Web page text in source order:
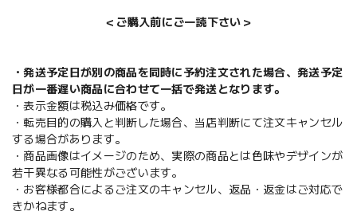
＜ご購入前にご一読下さい＞
・発送予定日が別の商品を同時に予約注文された場合、発送予定
日が一番遅い商品に合わせて一括で発送となります。
・表示金額は税込み価格です。
・転売目的の購入と判断した場合、当店判断にて注文キャンセル
する場合があります。
・商品画像はイメージのため、実際の商品とは色味やデザインが
若干異なる可能性がございます。
・お客様都合によるご注文のキャンセル、返品・返金はご対応で
きかねます。